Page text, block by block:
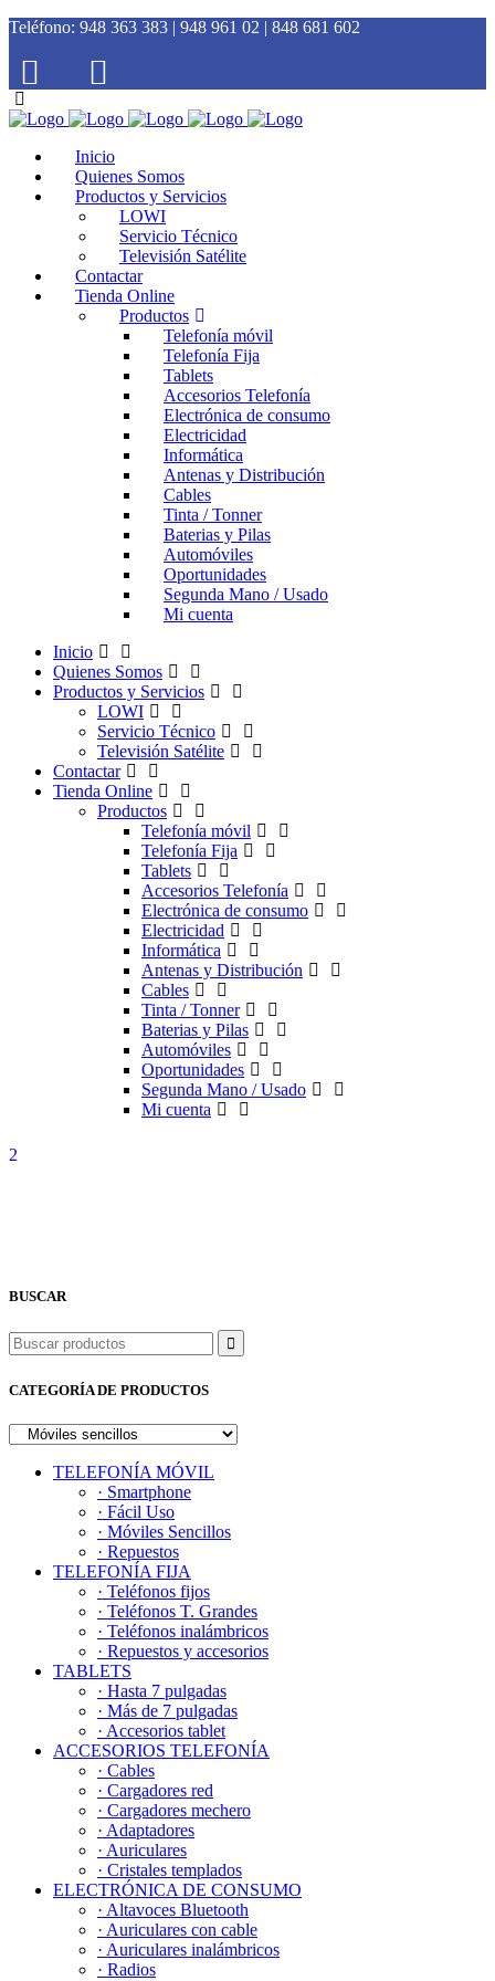
Teléfono: 948 363 383 | 948 961 02 | 848 681 602
Inicio
Quienes Somos
Productos y Servicios
LOWI
Servicio Técnico
Televisión Satélite
Contactar
Tienda Online
Productos
Telefonía móvil
Telefonía Fija
Tablets
Accesorios Telefonía
Electrónica de consumo
Electricidad
Informática
Antenas y Distribución
Cables
Tinta / Tonner
Baterias y Pilas
Automóviles
Oportunidades
Segunda Mano / Usado
Mi cuenta
Inicio
Quienes Somos
Productos y Servicios
LOWI
Servicio Técnico
Televisión Satélite
Contactar
Tienda Online
Productos
Telefonía móvil
Telefonía Fija
Tablets
Accesorios Telefonía
Electrónica de consumo
Electricidad
Informática
Antenas y Distribución
Cables
Tinta / Tonner
Baterias y Pilas
Automóviles
Oportunidades
Segunda Mano / Usado
Mi cuenta
BUSCAR
Buscar
CATEGORÍA DE PRODUCTOS
TELEFONÍA MÓVIL
· Smartphone
· Fácil Uso
· Móviles Sencillos
· Repuestos
TELEFONÍA FIJA
· Teléfonos fijos
· Teléfonos T. Grandes
· Teléfonos inalámbricos
· Repuestos y accesorios
TABLETS
· Hasta 7 pulgadas
· Más de 7 pulgadas
· Accesorios tablet
ACCESORIOS TELEFONÍA
· Cables
· Cargadores red
· Cargadores mechero
· Adaptadores
· Auriculares
· Cristales templados
ELECTRÓNICA DE CONSUMO
· Altavoces Bluetooth
· Auriculares con cable
· Auriculares inalámbricos
· Radios